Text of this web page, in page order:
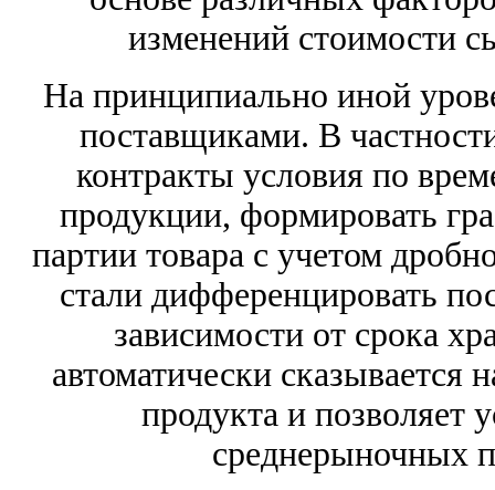
изменений стоимости
На принципиально иной
поставщиками. В
контракты условия по
продукции, формировать
партии товара с учетом
стали дифференцировать
зависимости от срока
автоматически сказывается
продукта и позволяет
среднерыночных